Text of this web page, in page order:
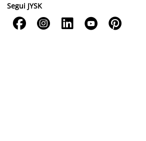
Segui JYSK
    